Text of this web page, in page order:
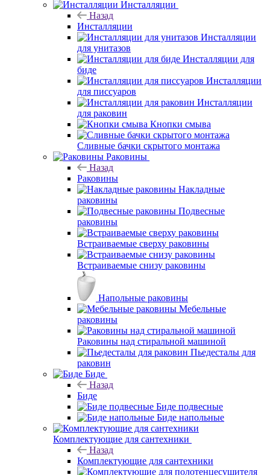
Инсталляции
Назад
Инсталляции
Инсталляции
для унитазов
Инсталляции для
биде
Инсталляции
для писсуаров
Инсталляции
для раковин
Кнопки смыва
Сливные бачки скрытого монтажа
Раковины
Назад
Раковины
Накладные
раковины
Подвесные
раковины
Встраиваемые сверху раковины
Встраиваемые снизу раковины
Напольные раковины
Мебельные
раковины
Раковины над стиральной машиной
Пьедесталы для
раковин
Биде
Назад
Биде
Биде подвесные
Биде напольные
Комплектующие для сантехники
Назад
Комплектующие для сантехники